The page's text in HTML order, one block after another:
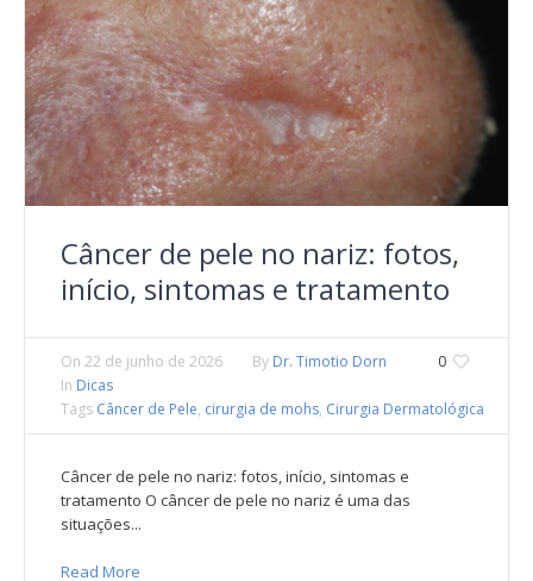
Câncer de pele no nariz: fotos,
início, sintomas e tratamento
0
On 22 de junho de 2026 By Dr. Timotio Dorn
In Dicas
Tags Câncer de Pele, cirurgia de mohs, Cirurgia Dermatológica
Câncer de pele no nariz: fotos, início, sintomas e
tratamento O câncer de pele no nariz é uma das
situações...
Read More